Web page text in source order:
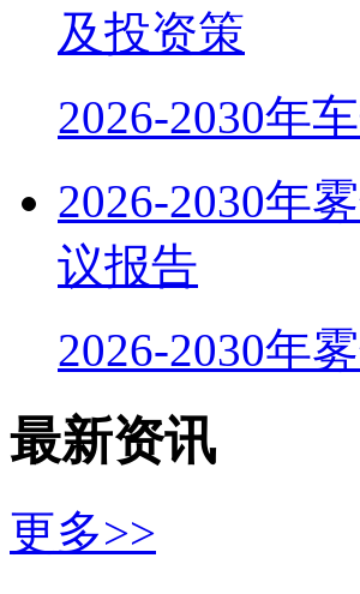
及投资策
2026-2030年
2026-2030年
议报告
2026-2030年
最新资讯
更多>>